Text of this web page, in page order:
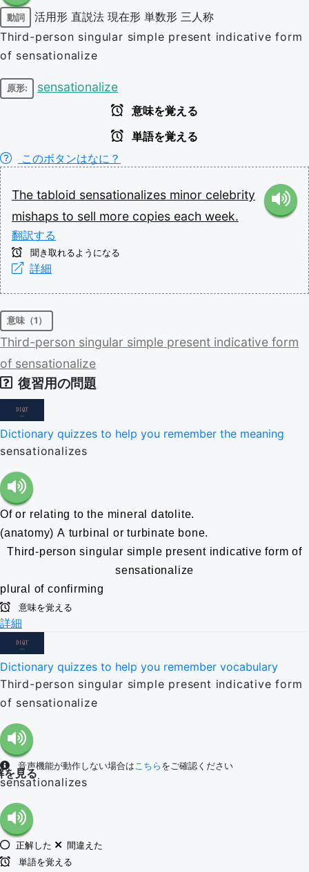
国）
語（イ
ギリ
ス）
動詞 活用形 直説法 現在形 単数形 三人称
Third-person singular simple present indicative form
of sensationalize
原形: sensationalize
意味を覚える
単語を覚える
このボタンはなに？
The tabloid sensationalizes minor celebrity
mishaps to sell more copies each week.
翻訳する
聞き取れるようになる
詳細
意味（1）
Third-person singular simple present indicative form
of sensationalize
復習用の問題
Dictionary quizzes to help you remember the meaning
sensationalizes
Of or relating to the mineral datolite.
(anatomy) A turbinal or turbinate bone.
Third-person singular simple present indicative form of
sensationalize
plural of confirming
意味を覚える
詳細
Dictionary quizzes to help you remember vocabulary
Third-person singular simple present indicative form
of sensationalize
音声機能が動作しない場合は こちら をご確認ください
を見る
sensationalizes
正解した
間違えた
単語を覚える